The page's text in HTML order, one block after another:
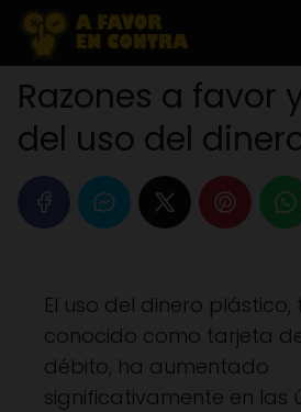
Razones a favor
del uso del
El uso del dinero
conocido como tarjeta
débito, ha aumentado
significativamente en las